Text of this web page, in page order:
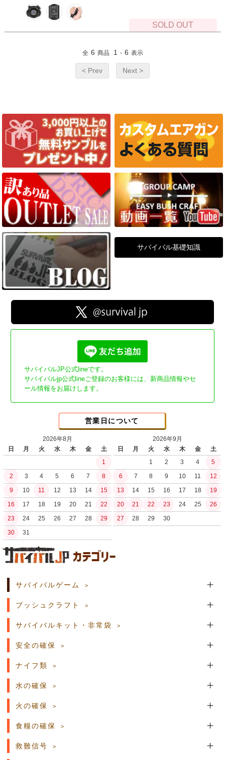
SOLD OUT
全 6 商品 1 - 6 表示
< Prev Next >
サバイバル基礎知識
サバイバルJP公式lineです。
サバイバルjp公式lineご登録のお客様には、新商品情報やセ
ール情報をお届けします。
営業日について
2026年8月
日
月 火 水 木 金
土
1
2
3 4 5 6 7
8
9
10 11 12 13 14
15
16
17 18 19 20 21
22
23
24 25 26 27 28
29
30
31
2026年9月
日
月 火 水 木 金
土
1
2 3 4
5
6
7 8 9 10 11
12
13
14 15 16 17 18
19
20
21 22 23 24 25
26
27
28 29 30
土日祝日の商品発送はございません。
サバイバルゲーム
ブッシュクラフト
サバイバルキット・非常袋
安全の確保
ナイフ類
水の確保
火の確保
食糧の確保
救難信号